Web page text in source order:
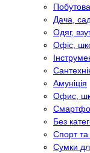
Дача,
Одяг,
Офіс,
Амуніція
Офис,
Без
Спорт
Сумки